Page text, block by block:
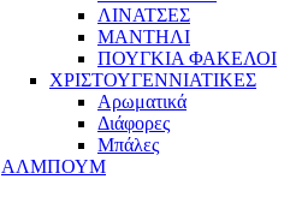
ΛΙΝΑΤΣΕΣ
ΜΑΝΤΗΛΙ
ΠΟΥΓΚΙΑ ΦΑΚΕΛΟΙ
ΧΡΙΣΤΟΥΓΕΝΝΙΑΤΙΚΕΣ
Αρωματικά
Διάφορες
Μπάλες
ΑΛΜΠΟΥΜ